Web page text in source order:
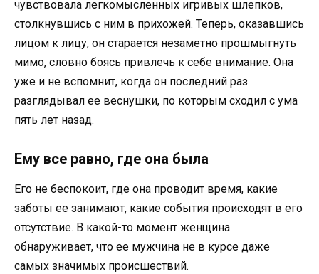
чувствовала легкомысленных игривых шлепков,
столкнувшись с ним в прихожей. Теперь, оказавшись
лицом к лицу, он старается незаметно прошмыгнуть
мимо, словно боясь привлечь к себе внимание. Она
уже и не вспомнит, когда он последний раз
разглядывал ее веснушки, по которым сходил с ума
пять лет назад.
Ему все равно, где она была
Его не беспокоит, где она проводит время, какие
заботы ее занимают, какие события происходят в его
отсутствие. В какой-то момент женщина
обнаруживает, что ее мужчина не в курсе даже
самых значимых происшествий.